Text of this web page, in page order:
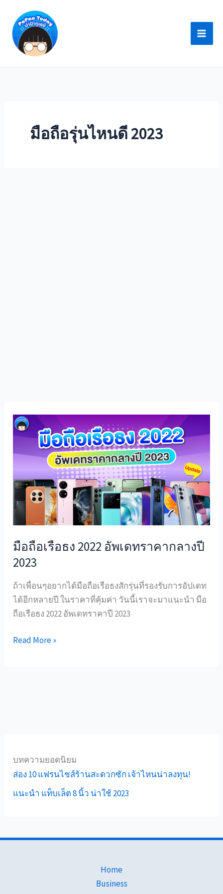
content
มือถือรุ่นไหนดี 2023
มือถือเรือธง 2022 อัพเดทราคากลางปี
2023
ถ้าเพื่อนๆอยากได้มือถือเรือธงสักรุ่นที่รองรับการอัปเดท
ได้อีกหลายปี ในราคาที่คุ้มค่า วันนี้เราจะมาแนะนำ มือ
ถือเรือธง 2022 อัพเดทราคาปี 2023
มือ
ถือ
2022
อัพเดท
ราคา
กลาง
2023
Read More »
บทความยอดนิยม
ส่อง 10 แฟรนไชส์ร้านสะดวกซัก เจ้าไหนน่าลงทุน!
แนะนำ แท็บเล็ต 8 นิ้ว น่าใช้ 2023
Home
Business